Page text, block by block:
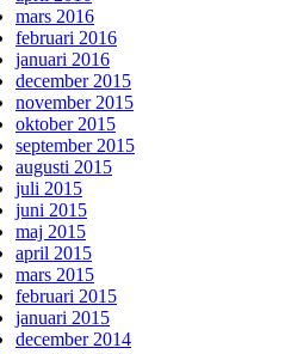
mars 2016
februari 2016
januari 2016
december 2015
november 2015
oktober 2015
september 2015
augusti 2015
juli 2015
juni 2015
maj 2015
april 2015
mars 2015
februari 2015
januari 2015
december 2014